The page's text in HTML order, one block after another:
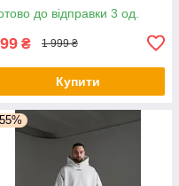
до відправки 3 од.
₴ 1 999 ₴
Купити